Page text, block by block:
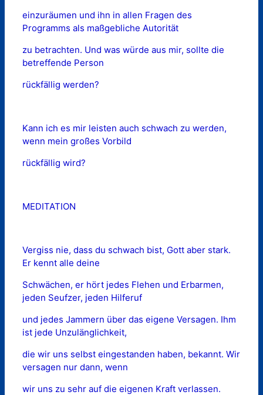
einzuräumen und ihn in allen Fragen des
Programms als maßgebliche Autorität
zu betrachten. Und was würde aus mir, sollte die
betreffende Person
rückfällig werden?
Kann ich es mir leisten auch schwach zu werden,
wenn mein großes Vorbild
rückfällig wird?
MEDITATION
Vergiss nie, dass du schwach bist, Gott aber stark.
Er kennt alle deine
Schwächen, er hört jedes Flehen und Erbarmen,
jeden Seufzer, jeden Hilferuf
und jedes Jammern über das eigene Versagen. Ihm
ist jede Unzulänglichkeit,
die wir uns selbst eingestanden haben, bekannt. Wir
versagen nur dann, wenn
wir uns zu sehr auf die eigenen Kraft verlassen.